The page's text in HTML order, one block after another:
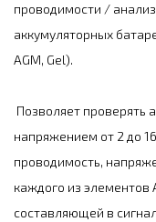
проводимости /
аккумуляторных
AGM, Gel).
Позволяет проверять
напряжением от 2 до
проводимость,
каждого из
составляющей в